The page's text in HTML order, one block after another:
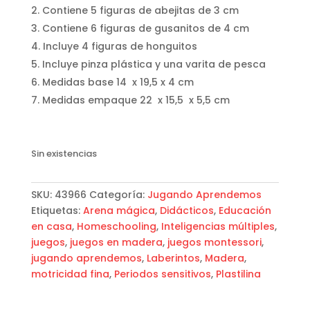
Contiene 5 figuras de abejitas de 3 cm
Contiene 6 figuras de gusanitos de 4 cm
Incluye 4 figuras de honguitos
Incluye pinza plástica y una varita de pesca
Medidas base 14 x 19,5 x 4 cm
Medidas empaque 22 x 15,5 x 5,5 cm
Sin existencias
SKU: 43966 Categoría: Jugando Aprendemos
Etiquetas: Arena mágica, Didácticos, Educación
en casa, Homeschooling, Inteligencias múltiples,
juegos, juegos en madera, juegos montessori,
jugando aprendemos, Laberintos, Madera,
motricidad fina, Periodos sensitivos, Plastilina